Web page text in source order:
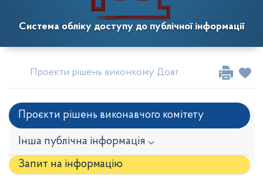
Система обліку доступу до публічної інформації
Проекти рішень виконкому Довгинцівської
Проєкти рішень виконавчого комітету
Інша публічна інформація ⌵
Запит на iнформацію